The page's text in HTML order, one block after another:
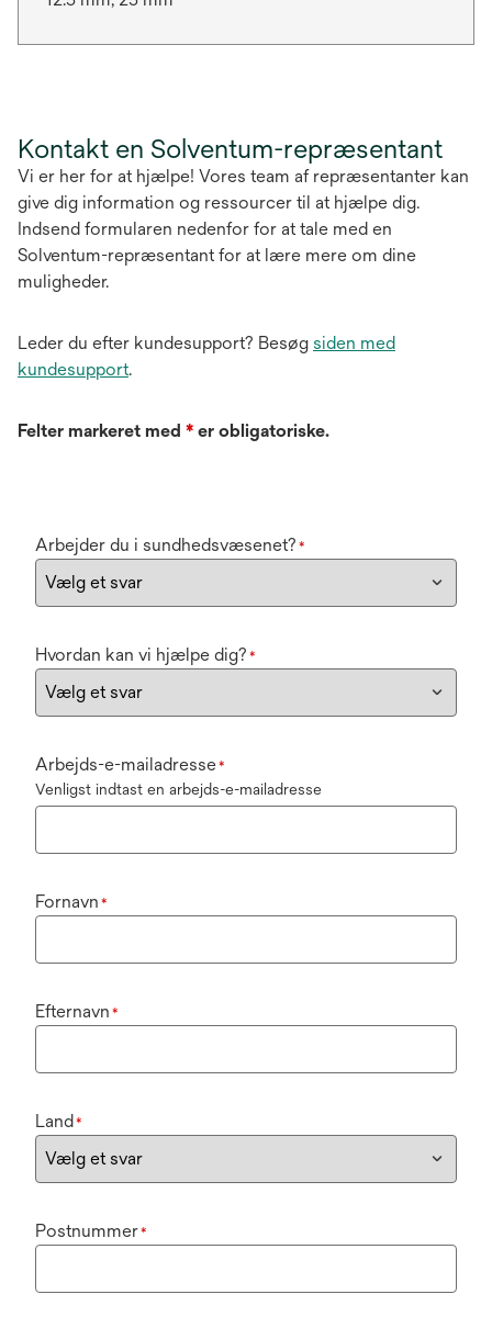
Kontakt en Solventum-repræsentant
Vi er her for at hjælpe! Vores team af repræsentanter kan
give dig information og ressourcer til at hjælpe dig.
Indsend formularen nedenfor for at tale med en
Solventum-repræsentant for at lære mere om dine
muligheder.
Leder du efter kundesupport? Besøg siden med
kundesupport.
Felter markeret med * er obligatoriske.
Arbejder du i sundhedsvæsenet? *
Hvordan kan vi hjælpe dig? *
Arbejds-e-mailadresse*
Venligst indtast en arbejds-e-mailadresse
Fornavn *
Efternavn *
Land*
Postnummer*